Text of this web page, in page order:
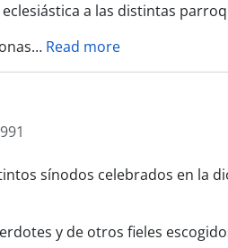
a las distintas
… Read more
sínodos celebrados en la
y de otros fieles